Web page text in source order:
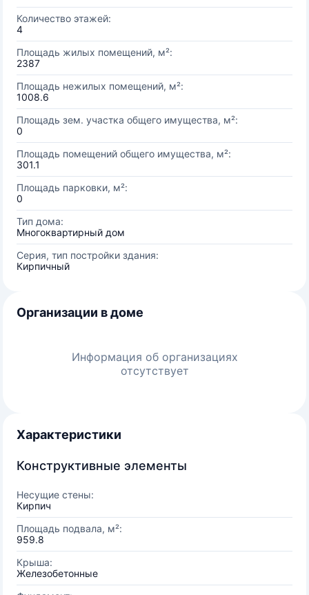
Количество этажей:
4
Площадь жилых помещений, м²:
2387
Площадь нежилых помещений, м²:
1008.6
Площадь зем. участка общего имущества, м²:
0
Площадь помещений общего имущества, м²:
301.1
Площадь парковки, м²:
0
Тип дома:
Многоквартирный дом
Серия, тип постройки здания:
Кирпичный
Организации в доме
Информация об организациях
отсутствует
Характеристики
Конструктивные элементы
Несущие стены:
Кирпич
Площадь подвала, м²:
959.8
Крыша:
Железобетонные